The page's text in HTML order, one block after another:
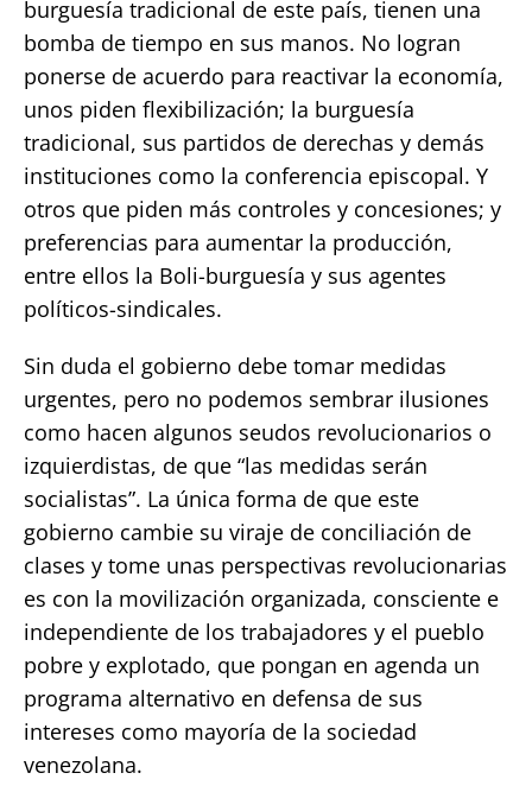
burguesía tradicional de este país, tienen una
bomba de tiempo en sus manos. No logran
ponerse de acuerdo para reactivar la economía,
unos piden flexibilización; la burguesía
tradicional, sus partidos de derechas y demás
instituciones como la conferencia episcopal. Y
otros que piden más controles y concesiones; y
preferencias para aumentar la producción,
entre ellos la Boli-burguesía y sus agentes
políticos-sindicales.
Sin duda el gobierno debe tomar medidas
urgentes, pero no podemos sembrar ilusiones
como hacen algunos seudos revolucionarios o
izquierdistas, de que “las medidas serán
socialistas”. La única forma de que este
gobierno cambie su viraje de conciliación de
clases y tome unas perspectivas revolucionarias
es con la movilización organizada, consciente e
independiente de los trabajadores y el pueblo
pobre y explotado, que pongan en agenda un
programa alternativo en defensa de sus
intereses como mayoría de la sociedad
venezolana.